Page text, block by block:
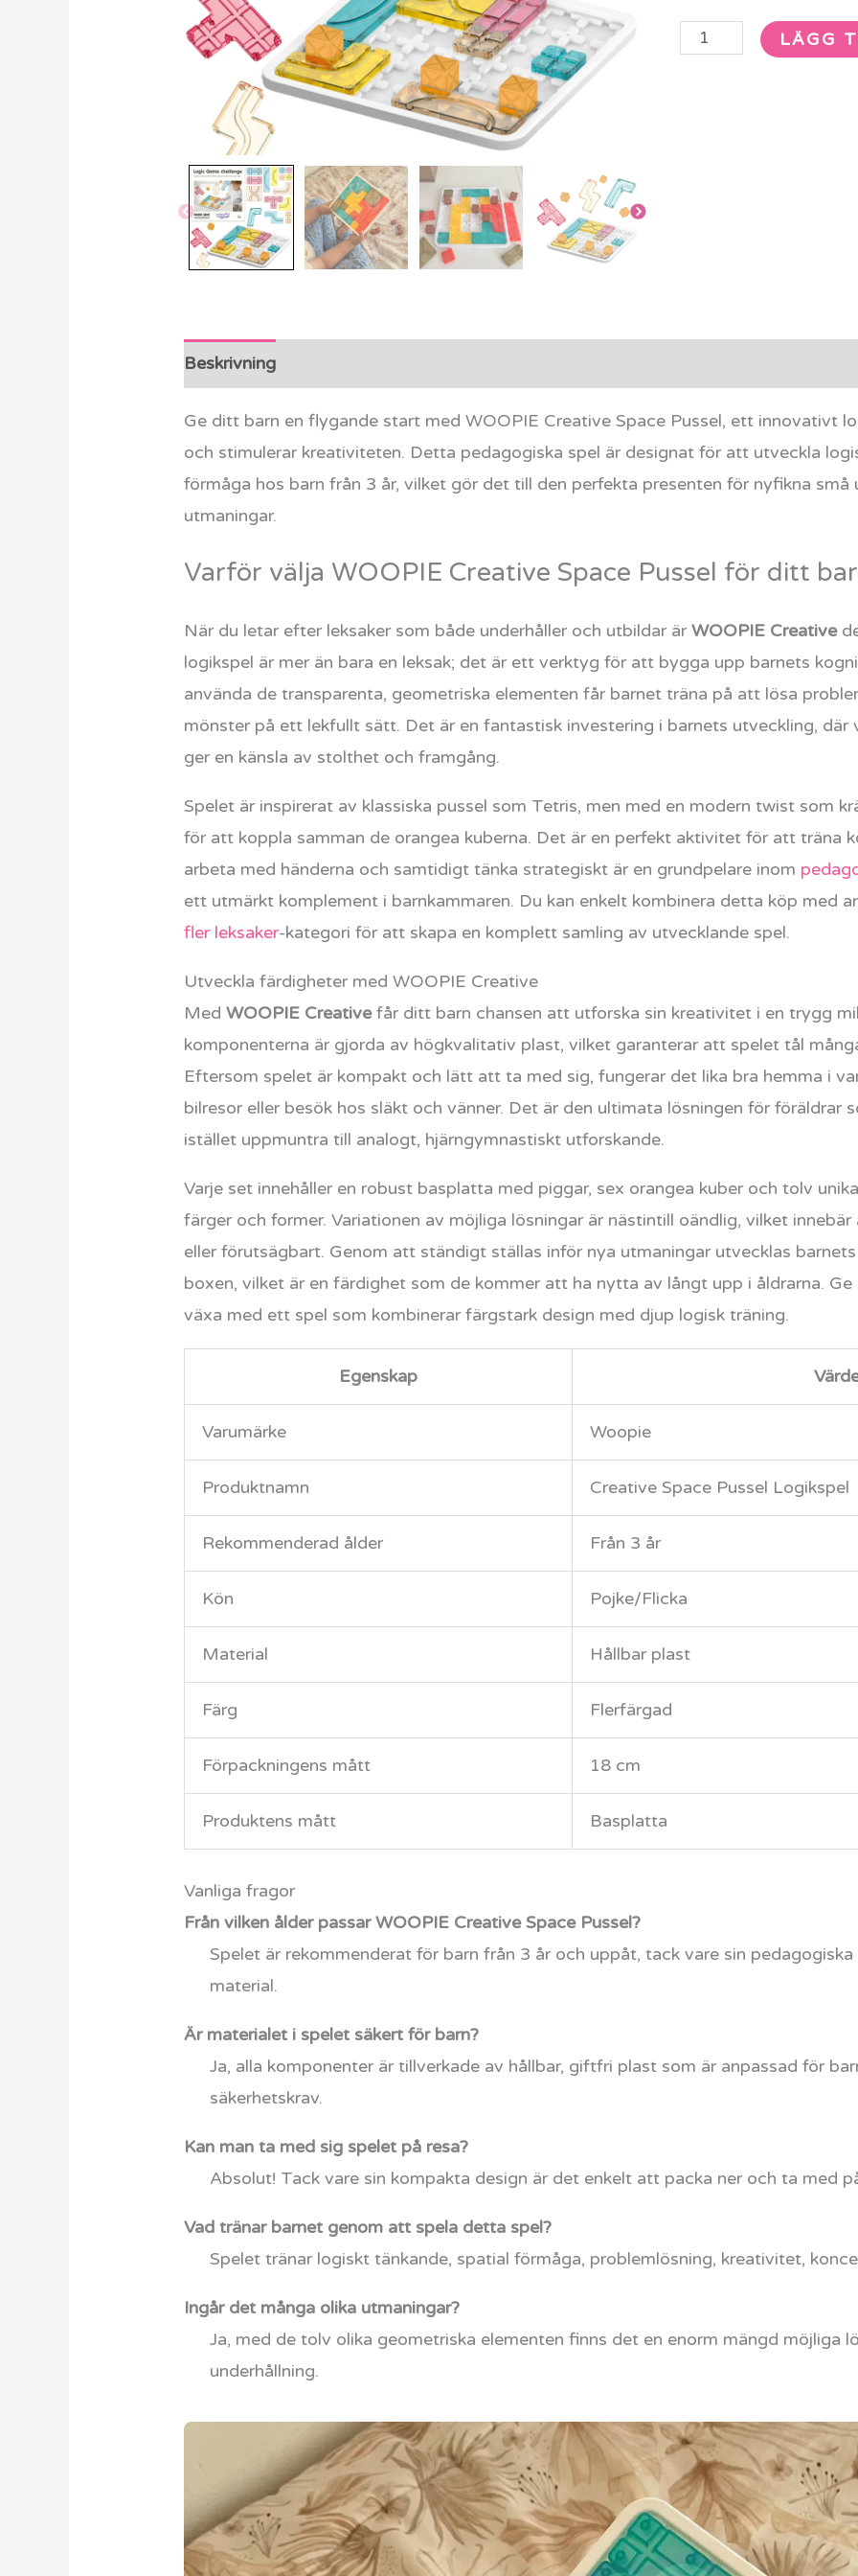
LÄGG
Beskrivning
Ge ditt barn en flygande start med WOOPIE Creative Space Pussel, ett innovativt
och stimulerar kreativiteten. Detta pedagogiska spel är designat för att utveckla
förmåga hos barn från 3 år, vilket gör det till den perfekta presenten för nyfikna små
utmaningar.
Varför välja WOOPIE Creative Space Pussel för ditt
När du letar efter leksaker som både underhåller och utbildar ärWOOPIE Creative
logikspel är mer än bara en leksak; det är ett verktyg för att bygga upp barnets
använda de transparenta, geometriska elementen får barnet träna på att lösa
mönster på ett lekfullt sätt. Det är en fantastisk investering i barnets utveckling, där
ger en känsla av stolthet och framgång.
Spelet är inspirerat av klassiska pussel som Tetris, men med en modern twist som
för att koppla samman de orangea kuberna. Det är en perfekt aktivitet för att träna
arbeta med händerna och samtidigt tänka strategiskt är en grundpelare inom
ett utmärkt komplement i barnkammaren. Du kan enkelt kombinera detta köp med
fler leksaker-kategori för att skapa en komplett samling av utvecklande spel.
Utveckla färdigheter med WOOPIE Creative
MedWOOPIE Creativefår ditt barn chansen att utforska sin kreativitet i en trygg
komponenterna är gjorda av högkvalitativ plast, vilket garanterar att spelet tål
Eftersom spelet är kompakt och lätt att ta med sig, fungerar det lika bra hemma i
bilresor eller besök hos släkt och vänner. Det är den ultimata lösningen för föräldrar
istället uppmuntra till analogt, hjärngymnastiskt utforskande.
Varje set innehåller en robust basplatta med piggar, sex orangea kuber och tolv
färger och former. Variationen av möjliga lösningar är nästintill oändlig, vilket
eller förutsägbart. Genom att ständigt ställas inför nya utmaningar utvecklas
boxen, vilket är en färdighet som de kommer att ha nytta av långt upp i åldrarna.
växa med ett spel som kombinerar färgstark design med djup logisk träning.
Egenskap
Varumärke Woopie
Produktnamn Creative Space Pussel Logikspel
Rekommenderad ålder Från 3 år
Kön Pojke/Flicka
Material Hållbar plast
Färg Flerfärgad
Förpackningens mått 18 cm
Produktens mått Basplatta
Vanliga fragor
Från vilken ålder passar WOOPIE Creative Space Pussel?
Spelet är rekommenderat för barn från 3 år och uppåt, tack vare sin
material.
Är materialet i spelet säkert för barn?
Ja, alla komponenter är tillverkade av hållbar, giftfri plast som är anpassad för
säkerhetskrav.
Kan man ta med sig spelet på resa?
Absolut! Tack vare sin kompakta design är det enkelt att packa ner och ta med
Vad tränar barnet genom att spela detta spel?
Spelet tränar logiskt tänkande, spatial förmåga, problemlösning, kreativitet,
Ingår det många olika utmaningar?
Ja, med de tolv olika geometriska elementen finns det en enorm mängd möjliga
underhållning.